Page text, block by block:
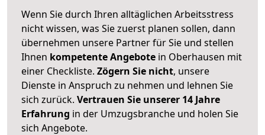
Wenn Sie durch Ihren alltäglichen Arbeitsstress
nicht wissen, was Sie zuerst planen sollen, dann
übernehmen unsere Partner für Sie und stellen
Ihnen kompetente Angebote in Oberhausen mit
einer Checkliste. Zögern Sie nicht, unsere
Dienste in Anspruch zu nehmen und lehnen Sie
sich zurück. Vertrauen Sie unserer 14 Jahre
Erfahrung in der Umzugsbranche und holen Sie
sich Angebote.